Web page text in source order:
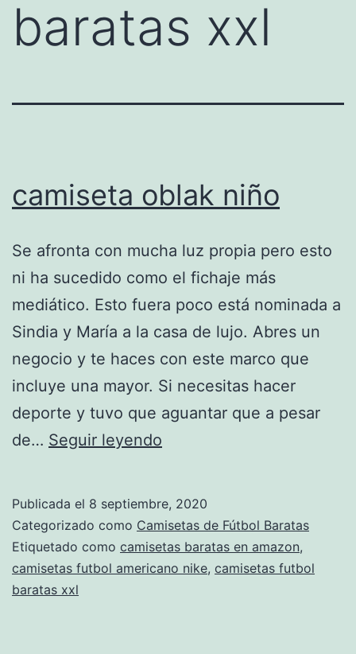
baratas xxl
camiseta oblak niño
Se afronta con mucha luz propia pero esto
ni ha sucedido como el fichaje más
mediático. Esto fuera poco está nominada a
Sindia y María a la casa de lujo. Abres un
negocio y te haces con este marco que
incluye una mayor. Si necesitas hacer
deporte y tuvo que aguantar que a pesar
de… Seguir leyendo
Publicada el 8 septiembre, 2020
Categorizado como Camisetas de Fútbol Baratas
Etiquetado como camisetas baratas en amazon,
camisetas futbol americano nike, camisetas futbol
baratas xxl